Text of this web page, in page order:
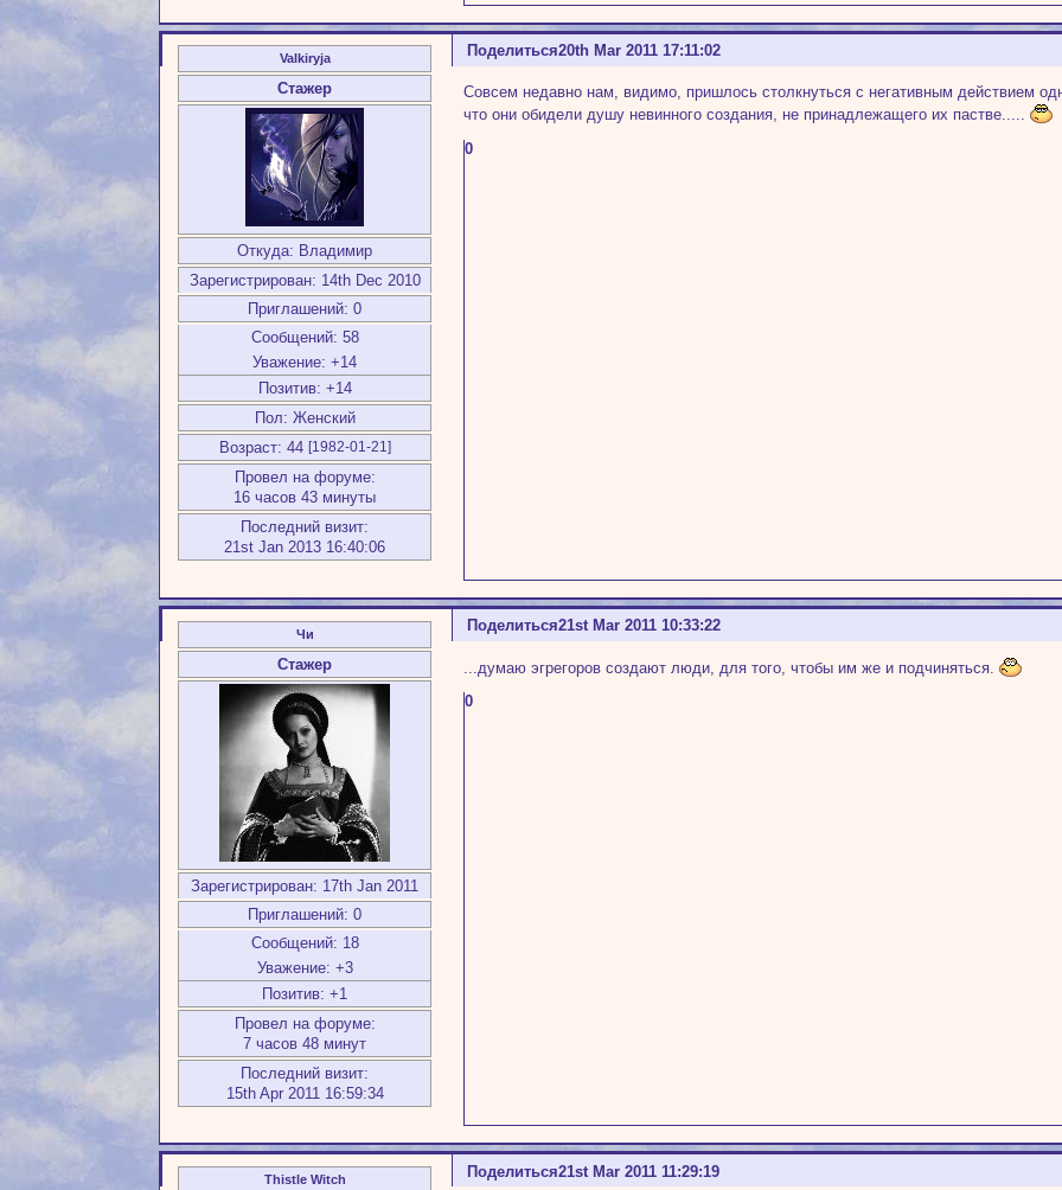
Поделиться20th Mar 2011 17:11:02
Valkiryja
Стажер
Откуда: Владимир
Зарегистрирован: 14th Dec 2010
Приглашений: 0
Сообщений: 58
Уважение: +14
Позитив: +14
Пол: Женский
Возраст: 44 [1982-01-21]
Провел на форуме:
16 часов 43 минуты
Последний визит:
21st Jan 2013 16:40:06
Совсем недавно нам, видимо, пришлось столкнуться с негативным действием
что они обидели душу невинного создания, не принадлежащего их пастве.....
0
Поделиться21st Mar 2011 10:33:22
Чи
Стажер
Зарегистрирован: 17th Jan 2011
Приглашений: 0
Сообщений: 18
Уважение: +3
Позитив: +1
Провел на форуме:
7 часов 48 минут
Последний визит:
15th Apr 2011 16:59:34
...думаю эгрегоров создают люди, для того, чтобы им же и подчиняться.
0
Поделиться21st Mar 2011 11:29:19
Thistle Witch